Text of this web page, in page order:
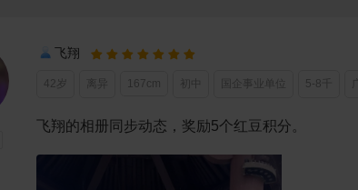
飞翔       
42岁 离异 167cm 国企事业单位 5-8千
飞翔的相册同步动态，奖励5个红豆积分。